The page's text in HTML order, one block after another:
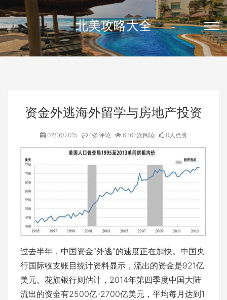
北美攻略大全
资金外逃海外留学与房地产投资
02/16/2015 0条评论 6,165次阅读 0人点赞
过去半年，中国资金“外逃”的速度正在加快。中国央
行国际收支账目统计资料显示，流出的资金是921亿
美元。花旗银行则估计，2014年第四季度中国大陆
流出的资金有2500亿-2700亿美元，平均每月达到1